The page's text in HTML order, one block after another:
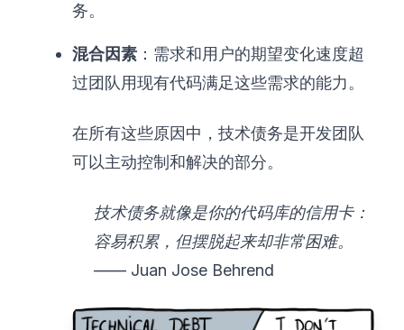
务。
混合因素 ：需求和用户的期望变化速度超
过团队用现有代码满足这些需求的能力。
在所有这些原因中，技术债务是开发团队
可以主动控制和解决的部分。
技术债务就像是你的代码库的信用卡：
容易积累，但摆脱起来却非常困难。
—— Juan Jose Behrend